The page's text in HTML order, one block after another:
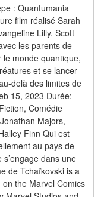
: Quantumania
film réalisé Sarah
Lilly. Scott
les parents de
monde quantique,
et se lancer
delà des limites de
15, 2023 Durée:
Comédie
Majors,
Finn Qui est
au pays de
dans une
de Tchaïkovski is a
the Marvel Comics